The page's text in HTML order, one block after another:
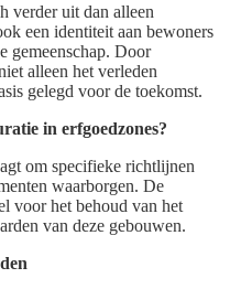
verder uit dan alleen
een identiteit aan bewoners
gemeenschap. Door
alleen het verleden
gelegd voor de toekomst.
in erfgoedzones?
om specifieke richtlijnen
waarborgen. De
voor het behoud van het
van deze gebouwen.